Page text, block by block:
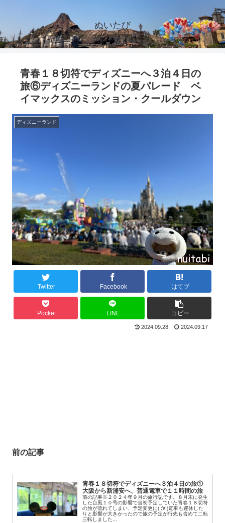
ぬいたび
青春１８切符でディズニーへ３泊４日の
旅⑥ディズニーランドの夏パレード ベ
イマックスのミッション・クールダウン
ディズニーランド
Twitter Facebook はてブ
Pocket LINE コピー
2024.09.28 2024.09.17
前の記事
青春１８切符でディズニーへ３泊４日の旅①
大阪から新浦安へ、普通電車で１１時間の旅
前の記事※２０２４年９月の旅行記です。８月末に発生
した台風１０号の影響で当初予定していた青春１８切符
の旅が流れてしまい、予定変更に( ;∀;)電車も運休した
りと影響が大きかったので旅の予定が行先も含めて二転
三転しました...